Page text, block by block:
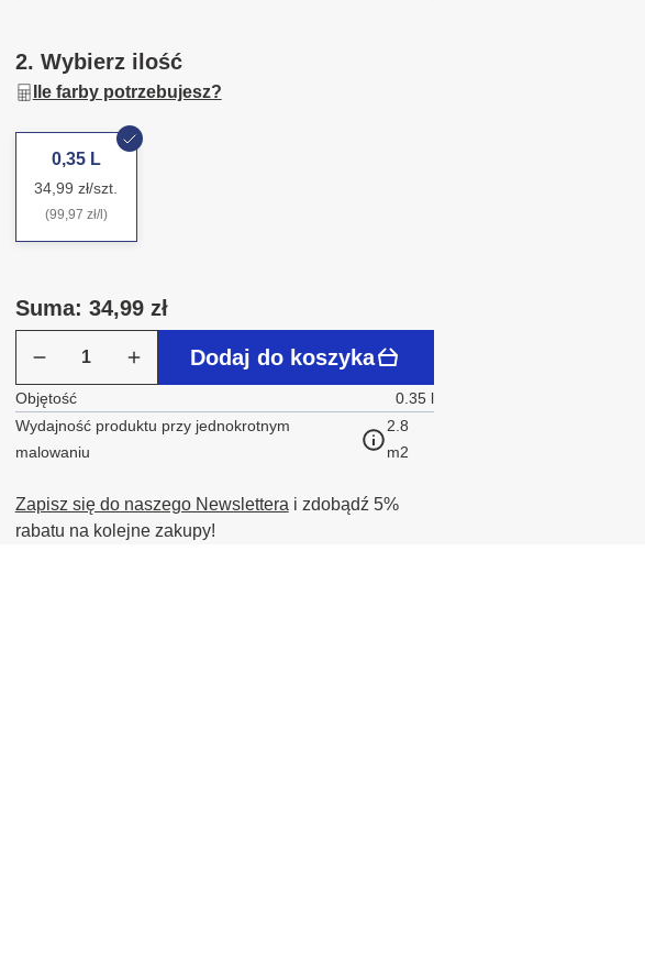
2. Wybierz ilość
Ile farby potrzebujesz?
0,35 L
34,99 zł/szt.
(99,97 zł/l)
Suma: 34,99 zł
Dodaj do koszyka
Objętość
0.35 l
Wydajność produktu przy jednokrotnym
malowaniu
2.8
m2
Zapisz się do naszego Newslettera i zdobądź 5%
rabatu na kolejne zakupy!